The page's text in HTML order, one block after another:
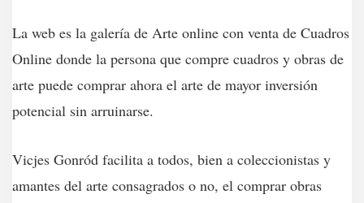
La web es la galería de Arte online con venta de Cuadros
Online donde la persona que compre cuadros y obras de
arte puede comprar ahora el arte de mayor inversión
potencial sin arruinarse.
Vicjes Gonród facilita a todos, bien a coleccionistas y
amantes del arte consagrados o no, el comprar obras